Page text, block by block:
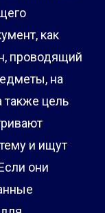
как
проводящий
на
также цель
и ищут
они